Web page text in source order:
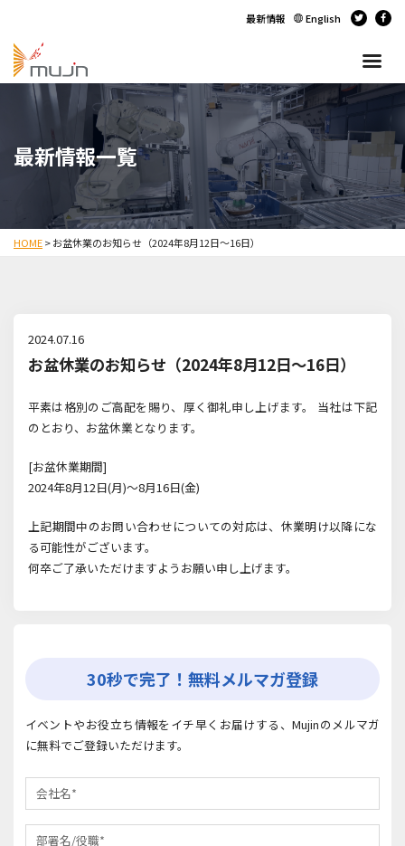
最新情報 English
最新情報一覧
HOME>お盆休業のお知らせ（2024年8月12日～16日）
2024.07.16
お盆休業のお知らせ（2024年8月12日～16日）
平素は格別のご高配を賜り、厚く御礼申し上げます。 当社は下記
のとおり、お盆休業となります。
[お盆休業期間]
2024年8月12日(月)～8月16日(金)
上記期間中のお問い合わせについての対応は、休業明け以降にな
る可能性がございます。
何卒ご了承いただけますようお願い申し上げます。
30秒で完了！無料メルマガ登録
イベントやお役立ち情報をイチ早くお届けする、Mujinのメルマガ
に無料でご登録いただけます。